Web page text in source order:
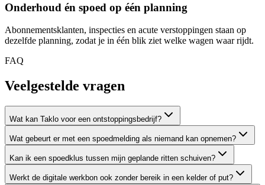
Onderhoud én spoed op één planning
Abonnementsklanten, inspecties en acute verstoppingen staan op
dezelfde planning, zodat je in één blik ziet welke wagen waar rijdt.
FAQ
Veelgestelde vragen
Wat kan Taklo voor een ontstoppingsbedrijf?
Wat gebeurt er met een spoedmelding als niemand kan opnemen?
Kan ik een spoedklus tussen mijn geplande ritten schuiven?
Werkt de digitale werkbon ook zonder bereik in een kelder of put?